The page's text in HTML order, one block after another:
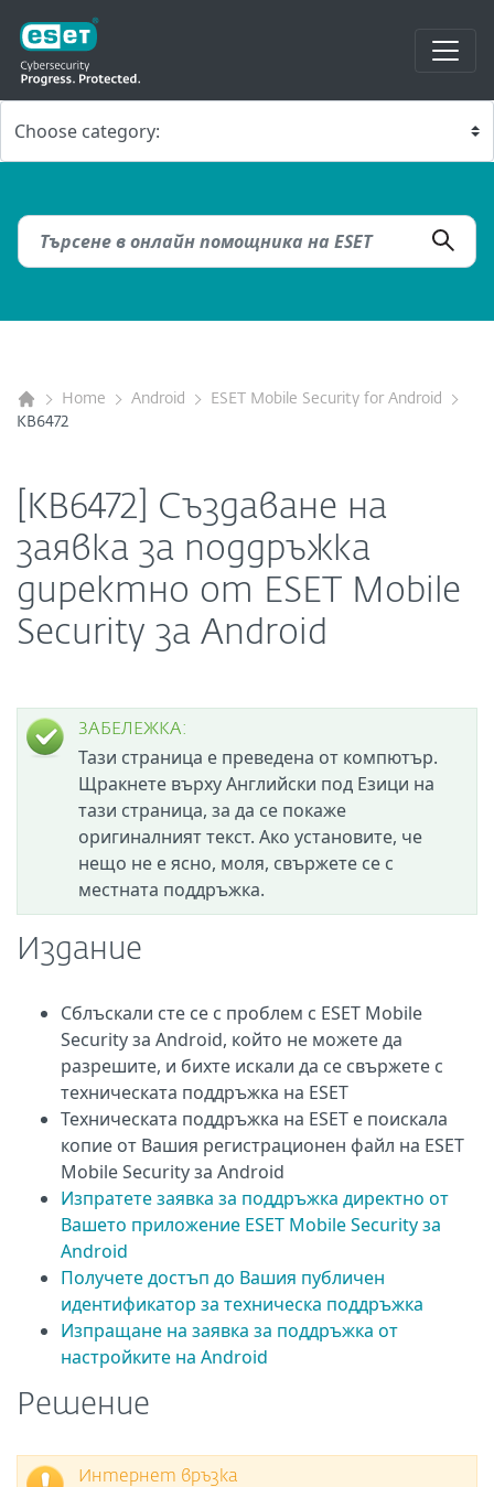
Home Android
ESET Mobile Security for Android
KB6472
[KB6472] Създаване на
заявка за поддръжка
директно от ESET Mobile
Security за Android
ЗАБЕЛЕЖКА:
Тази страница е преведена от компютър.
Щракнете върху Английски под Езици на
тази страница, за да се покаже
оригиналният текст. Ако установите, че
нещо не е ясно, моля, свържете се с
местната поддръжка.
Издание
Сблъскали сте се с проблем с ESET Mobile
Security за Android, който не можете да
разрешите, и бихте искали да се свържете с
техническата поддръжка на ESET
Техническата поддръжка на ESET е поискала
копие от Вашия регистрационен файл на ESET
Mobile Security за Android
Изпратете заявка за поддръжка директно от
Вашето приложение ESET Mobile Security за
Android
Получете достъп до Вашия публичен
идентификатор за техническа поддръжка
Изпращане на заявка за поддръжка от
настройките на Android
Решение
Интернет връзка